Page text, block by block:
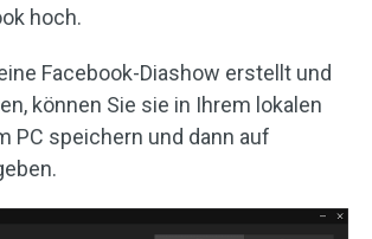
hoch.
Facebook-Diashow erstellt und
können Sie sie in Ihrem lokalen
PC speichern und dann auf